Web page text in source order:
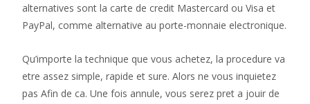
alternatives sont la carte de credit Mastercard ou Visa et
PayPal, comme alternative au porte-monnaie electronique.
Qu’importe la technique que vous achetez, la procedure va
etre assez simple, rapide et sure. Alors ne vous inquietez
pas Afin de ca. Une fois annule, vous serez pret a jouir de